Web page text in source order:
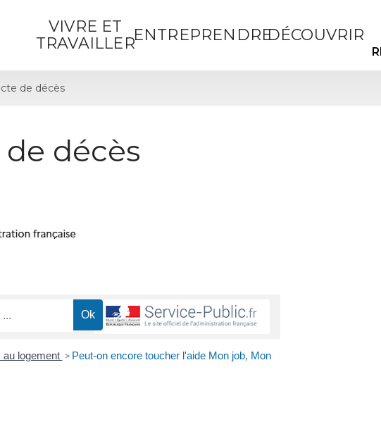
VIVRE ET
TRAVAILLERENTREPRENDREDÉCOUVRIR
de décès
décès
au logement > Peut-on encore toucher l'aide Mon job, Mon